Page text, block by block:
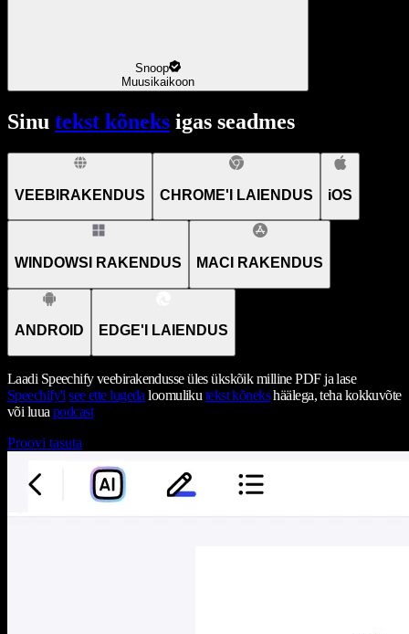
Snoop
Muusikaikoon
Sinu tekst kõneks igas seadmes
VEEBIRAKENDUS CHROME'I LAIENDUS iOS
WINDOWSI RAKENDUS MACI RAKENDUS
ANDROID EDGE'I LAIENDUS
Laadi Speechify veebirakendusse üles ükskõik milline PDF ja lase
Speechify'l see ette lugeda loomuliku tekst kõnekshäälega, teha kokkuvõte
või luua podcast
Proovi tasuta